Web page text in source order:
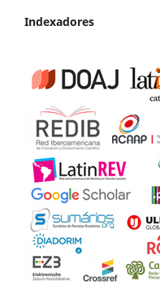
Indexadores